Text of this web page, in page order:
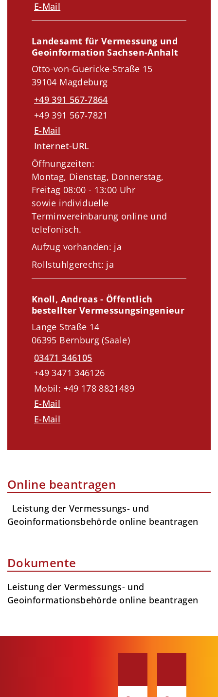
E-Mail
Landesamt für Vermessung und
Geoinformation Sachsen-Anhalt
Otto-von-Guericke-Straße 15
39104 Magdeburg
+49 391 567-7864
+49 391 567-7821
E-Mail
Internet-URL
Öffnungzeiten:
Montag, Dienstag, Donnerstag,
Freitag 08:00 - 13:00 Uhr
sowie individuelle
Terminvereinbarung online und
telefonisch.
Aufzug vorhanden: ja
Rollstuhlgerecht: ja
Knoll, Andreas - Öffentlich
bestellter Vermessungsingenieur
Lange Straße 14
06395 Bernburg (Saale)
03471 346105
+49 3471 346126
Mobil: +49 178 8821489
E-Mail
E-Mail
Online beantragen
Leistung der Vermessungs- und
Geoinformationsbehörde online beantragen
Dokumente
Leistung der Vermessungs- und
Geoinformationsbehörde online beantragen